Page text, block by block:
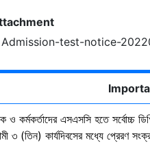
Admission-test-notice-
ও কর্মকর্তাদের এসএসসি হতে সর্বোচ্চ
৩ (তিন) কার্যদিবসের মধ্যে প্রেরণ